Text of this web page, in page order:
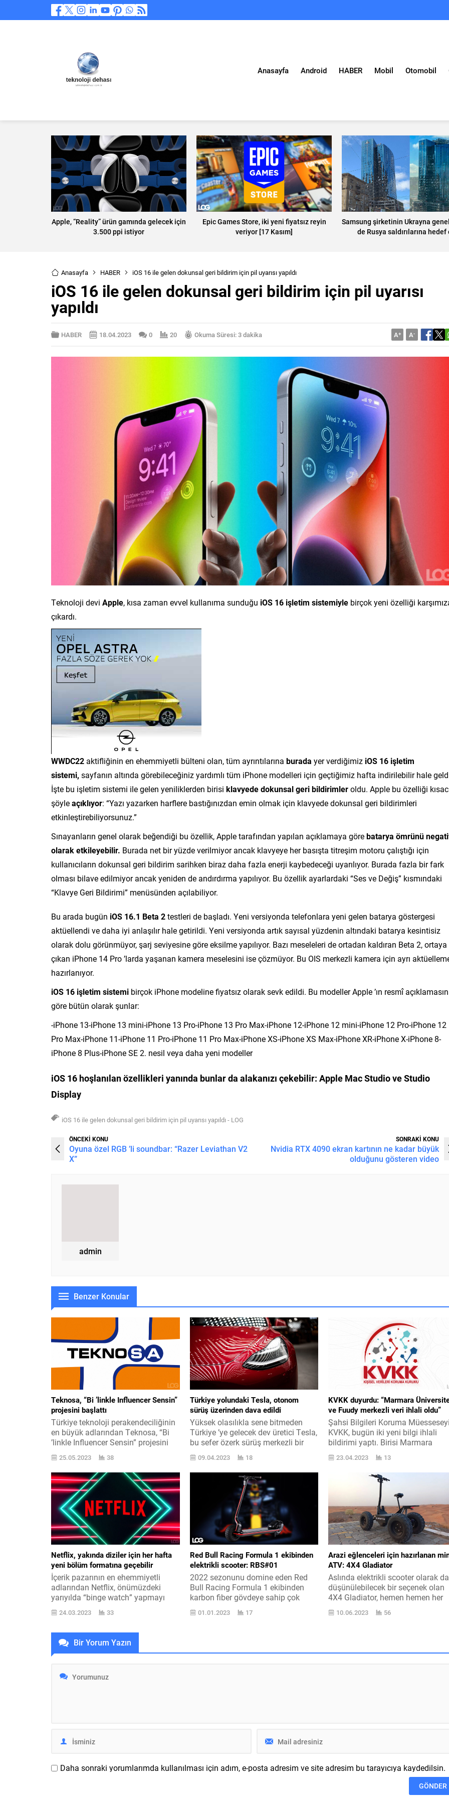
Anasayfa Android HABER Mobil Otomobil
Apple, “Reality” ürün gamında gelecek için
3.500 ppi istiyor
Epic Games Store, iki yeni fiyatsız reyin
veriyor [17 Kasım]
Samsung şirketinin Ukrayna
de Rusya saldırılarına hedef
Anasayfa HABER iOS 16 ile gelen dokunsal geri bildirim için pil uyarısı yapıldı
iOS 16 ile gelen dokunsal geri bildirim için pil uyarısı
yapıldı
HABER 18.04.2023 0 20 Okuma Süresi: 3 dakika A+ A-
Teknoloji devi Apple, kısa zaman evvel kullanıma sunduğu iOS 16 işletim sistemiyle birçok yeni özelliği
çıkardı.
WWDC22 aktifliğinin en ehemmiyetli bülteni olan, tüm ayrıntılarına burada yer verdiğimiz iOS 16 işletim
sistemi, sayfanın altında görebileceğiniz yardımlı tüm iPhone modelleri için geçtiğimiz hafta indirilebilir hale
İşte bu işletim sistemi ile gelen yeniliklerden birisi klavyede dokunsal geri bildirimleroldu. Apple bu özelliği
şöyleaçıklıyor: “Yazı yazarken harflere bastığınızdan emin olmak için klavyede dokunsal geri bildirimleri
etkinleştirebiliyorsunuz.”
Sınayanların genel olarak beğendiği bu özellik, Apple tarafından yapılan açıklamaya görebatarya ömrünü
olarak etkileyebilir. Burada net bir yüzde verilmiyor ancak klavyeye her basışta titreşim motoru çalıştığı için
kullanıcıların dokunsal geri bildirim sarihken biraz daha fazla enerji kaybedeceği uyarılıyor. Burada fazla bir fark
olması bilave edilmiyor ancak yeniden de andırdırma yapılıyor. Bu özellik ayarlardaki “Ses ve Değiş” kısmındaki
“Klavye Geri Bildirimi” menüsünden açılabiliyor.
Bu arada bugün iOS 16.1 Beta 2testleri de başladı. Yeni versiyonda telefonlara yeni gelen batarya göstergesi
aktüellendi ve daha iyi anlaşılır hale getirildi. Yeni versiyonda artık sayısal yüzdenin altındaki batarya kesintisiz
olarak dolu görünmüyor, şarj seviyesine göre eksilme yapılıyor. Bazı meseleleri de ortadan kaldıran Beta 2, ortaya
çıkan iPhone 14 Pro ’larda yaşanan kamera meselesini ise çözmüyor. Bu OIS merkezli kamera için ayrı
hazırlanıyor.
iOS 16 işletim sistemi birçok iPhone modeline fiyatsız olarak sevk edildi. Bu modeller Apple ’ın resmî
göre bütün olarak şunlar:
-iPhone 13-iPhone 13 mini-iPhone 13 Pro-iPhone 13 Pro Max-iPhone 12-iPhone 12 mini-iPhone 12 Pro-iPhone 12
Pro Max-iPhone 11-iPhone 11 Pro-iPhone 11 Pro Max-iPhone XS-iPhone XS Max-iPhone XR-iPhone X-iPhone 8-
iPhone 8 Plus-iPhone SE 2. nesil veya daha yeni modeller
iOS 16 hoşlanılan özellikleri yanında bunlar da alakanızı çekebilir: Apple Mac StudioveStudio
Display
iOS 16 ile gelen dokunsal geri bildirim için pil uyarısı yapıldı - LOG
ÖNCEKİ KONU
Oyuna özel RGB ’li soundbar: “Razer Leviathan V2
X”
SONRAKİ KONU
Nvidia RTX 4090 ekran kartının ne kadar büyük
olduğunu gösteren video
admin
Benzer Konular
Teknosa, “Bi ’linkle Influencer Sensin”
projesini başlattı
Türkiye teknoloji perakendeciliğinin
en büyük adlarından Teknosa, “Bi
’linkle Influencer Sensin” projesini
başlattı. Mevzu hakkında şirket
yayınladığı resmî açıklama
üzerinden şunları aktardı: “Teknosa,
influencer odaklı pazarlama taktiği
kapsamında The Boston Consulting
Group BCG iş birliğiyle sosyal
ticarette de sektöründe bir ilke
imzalaydı. Teknosa.com ’u şubat
ayında sektörünün ilk teknoloji
odaklı...
25.05.2023 38
Türkiye yolundaki Tesla, otonom
sürüş üzerinden dava edildi
Yüksek olasılıkla sene bitmeden
Türkiye ’ye gelecek dev üretici Tesla,
bu sefer özerk sürüş merkezli bir
legal mevzuyla gündemde yer alıyor.
2022 içerisinde Lufthansa ’dan
ufalayan Kemal Geçer liderliğinde
Türkiye pazarına girmek ismine
hazırlıklar yapan Tesla, biliyorsunuz
uzun zamandır otomobil
modellerinde gelişmiş özerk sürüş
sistemleri sunuyor. Bunu başta
fiyatsız olarak...
09.04.2023 18
KVKK duyurdu: “Marmara
ve Fuudy merkezli veri ihlali oldu”
Şahsi Bilgileri Koruma
KVKK, bugün iki yeni bilgi ihlali
bildirimi yaptı. Birisi Marmara
Üniversitesi merkezli oldu. Şahsi
Bilgileri Koruma Müesseseyi
tarafından bugün Marmara
Üniversitesi için bilgi ihlal bildirimi
geçildi ve burada resmi olarak
şunlar aktarıldı: “Aşinayı üzere,
rakamlı Şahsi Bilgilerin
Yasasının “Bilgi güvenliğine ait
mükelleflikler” başlıklı 12...
23.04.2023 13
Netflix, yakında diziler için her hafta
yeni bölüm formatına geçebilir
İçerik pazarının en ehemmiyetli
adlarından Netflix, önümüzdeki
yarıyılda “binge watch” yapmayı
hoşlananları üzecek gibi görünüyor.
Netflix, çok uzun zamandır dizi
seferde yayınlıyor. Bu sayede dizinin
yeni bvefatı için bir sonraki haftayı
bilave etmek gerekmiyor. Bu yapı ile
bitirebiliyor. İşte bütün...
24.03.2023 33
Red Bull Racing Formula 1 ekibinden
elektrikli scooter: RBS#01
2022 sezonunu domine eden Red
Bull Racing Formula 1 ekibinden
karbon fiber gövdeye sahip çok
iddialı elektrikli scooter RBS#01
geldi. Seriyi takip etmeyenler olabilir.
01.01.2023 17
Arazi eğlenceleri için hazırlanan
ATV: 4X4 Gladiator
Aslında elektrikli scooter olarak da
düşünülebilecek bir seçenek olan
4X4 Gladiator, hemen hemen her
türlü şartta yol alabiliyor.
tanıtım videosunu sayfasının
10.06.2023 56
Bir Yorum Yazın
Daha sonraki yorumlarımda kullanılması için adım, e-posta adresim ve site adresim bu tarayıcıya kaydedilsin.